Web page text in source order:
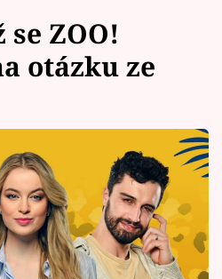
se ZOO!
otázku ze